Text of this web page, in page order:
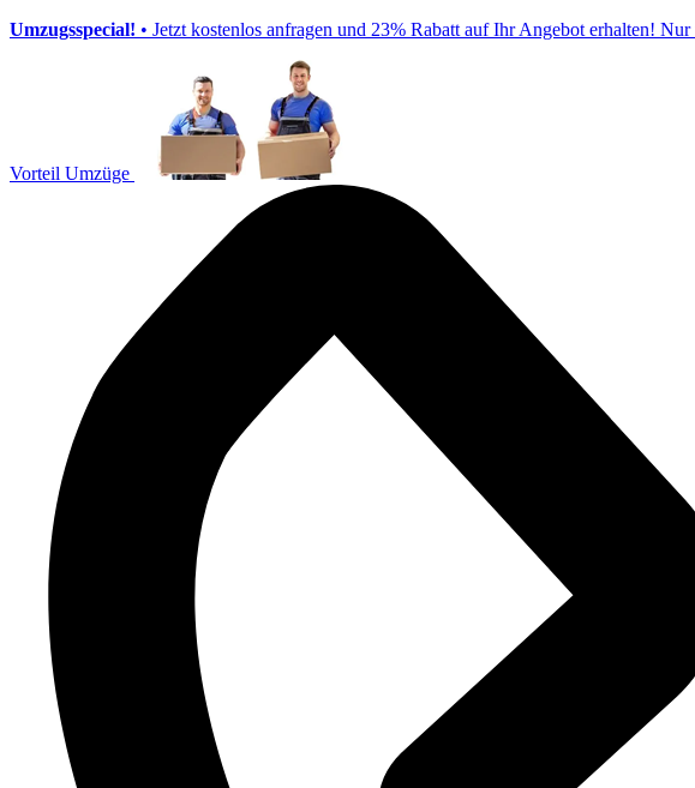
Umzugsspecial! • Jetzt kostenlos anfragen und 23% Rabatt auf Ihr Angebot erhalten!
Vorteil Umzüge